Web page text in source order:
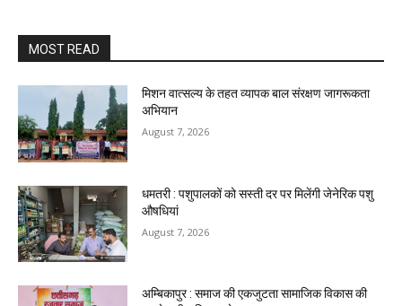
MOST READ
मिशन वात्सल्य के तहत व्यापक बाल संरक्षण जागरूकता
अभियान
August 7, 2026
धमतरी : पशुपालकों को सस्ती दर पर मिलेंगी जेनेरिक पशु
औषधियां
August 7, 2026
अम्बिकापुर : समाज की एकजुटता सामाजिक विकास की